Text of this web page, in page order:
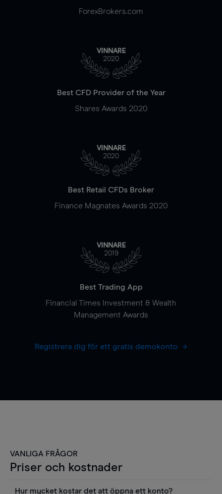
ForexBrokers.com
VINNARE
2020
Best CFD Provider of the Year
Shares Awards 2020
VINNARE
2020
Best Retail CFDs Broker
Finance Magnates Awards 2020
VINNARE
2019
Best Trading App
Financial Times Investment & Wealth
Management Awards
Registrera dig för ett gratis demokonto
VANLIGA FRÅGOR
Priser och kostnader
Hur mycket kostar det att öppna ett konto?